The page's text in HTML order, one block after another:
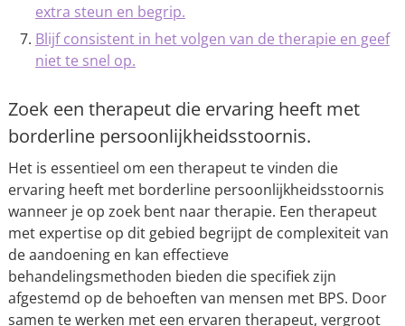
extra steun en begrip.
Blijf consistent in het volgen van de therapie en geef
niet te snel op.
Zoek een therapeut die ervaring heeft met
borderline persoonlijkheidsstoornis.
Het is essentieel om een therapeut te vinden die
ervaring heeft met borderline persoonlijkheidsstoornis
wanneer je op zoek bent naar therapie. Een therapeut
met expertise op dit gebied begrijpt de complexiteit van
de aandoening en kan effectieve
behandelingsmethoden bieden die specifiek zijn
afgestemd op de behoeften van mensen met BPS. Door
samen te werken met een ervaren therapeut, vergroot